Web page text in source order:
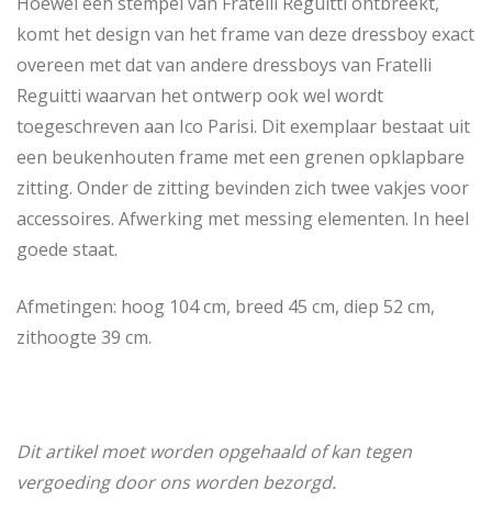
komt het design van het frame van deze dressboy exact
overeen met dat van andere dressboys van Fratelli
Reguitti waarvan het ontwerp ook wel wordt
toegeschreven aan Ico Parisi. Dit exemplaar bestaat uit
een beukenhouten frame met een grenen opklapbare
zitting. Onder de zitting bevinden zich twee vakjes voor
accessoires. Afwerking met messing elementen. In heel
goede staat.
Afmetingen: hoog 104 cm, breed 45 cm, diep 52 cm,
zithoogte 39 cm.
Dit artikel moet worden opgehaald of kan tegen
vergoeding door ons worden bezorgd.